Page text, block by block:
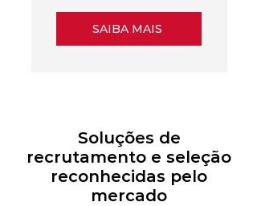
SAIBA MAIS
Soluções de
recrutamento e seleção
reconhecidas pelo
mercado